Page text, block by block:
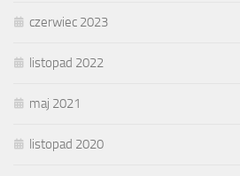
czerwiec 2023
listopad 2022
maj 2021
listopad 2020